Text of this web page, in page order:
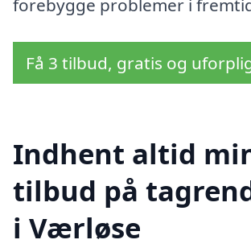
forebygge problemer i
Få 3 tilbud, gratis og
Indhent altid
tilbud på
i Værløse